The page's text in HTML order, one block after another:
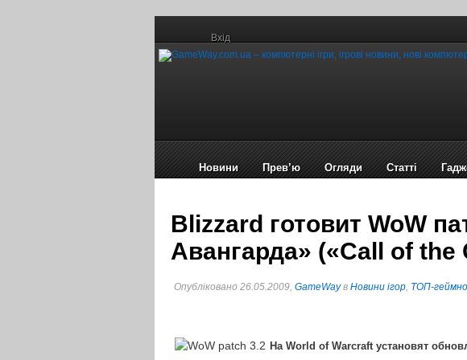
Вхід
Новини Прев’ю Огляди Статті
Blizzard готовит WoW
Авангарда» («Call of the
Опубліковано 26.05.2009, GameWayв Новини ігор, ТОП-
На World of Warcraft установят